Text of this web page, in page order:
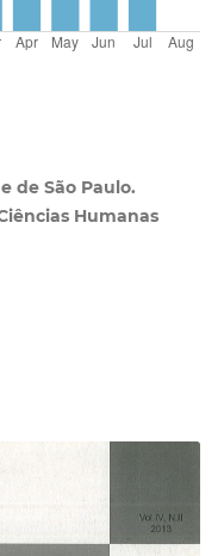
de São Paulo.
Humanas